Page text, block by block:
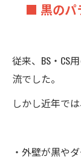
■ 黒のパ
従来、BS・CS
流でした。
しかし近年では
・外壁が黒や